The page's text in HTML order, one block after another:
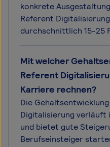
konkrete
Referent
durchschnittlich 15-25
Mit welcher
Referent
Karriere rechnen?
Die
Digitalisierung verläuft
und bietet gute
Berufseinsteiger